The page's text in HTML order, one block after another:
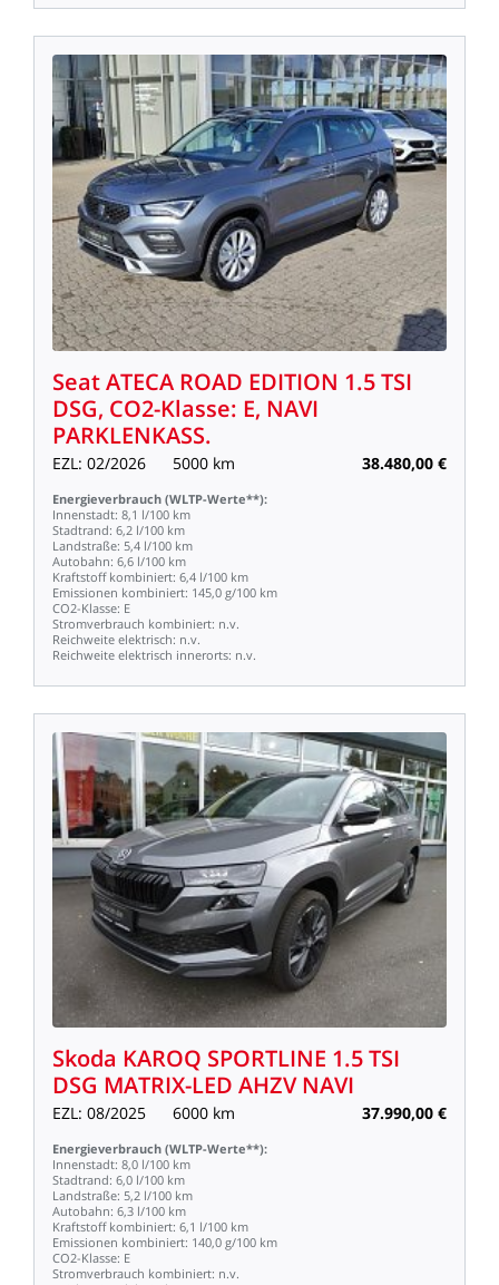
SeatATECA ROAD EDITION 1.5TSI
DSG, CO2-Klasse: E, NAVI
PARKLENKASS.
EZL: 02/2026 5000 km 38.480,00 €
Energieverbrauch (WLTP-Werte**):
Innenstadt: 8,1 l/100 km
Stadtrand: 6,2 l/100 km
Landstraße: 5,4 l/100 km
Autobahn: 6,6 l/100 km
Kraftstoff kombiniert: 6,4 l/100 km
Emissionen kombiniert: 145,0 g/100 km
CO2-Klasse: E
Stromverbrauch kombiniert: n.v.
Reichweite elektrisch: n.v.
Reichweite elektrisch innerorts: n.v.
Skoda KAROQ SPORTLINE 1.5TSI
DSG MATRIX-LED AHZV NAVI
EZL: 08/2025 6000 km 37.990,00 €
Energieverbrauch (WLTP-Werte**):
Innenstadt: 8,0 l/100 km
Stadtrand: 6,0 l/100 km
Landstraße: 5,2 l/100 km
Autobahn: 6,3 l/100 km
Kraftstoff kombiniert: 6,1 l/100 km
Emissionen kombiniert: 140,0 g/100 km
CO2-Klasse: E
Stromverbrauch kombiniert: n.v.